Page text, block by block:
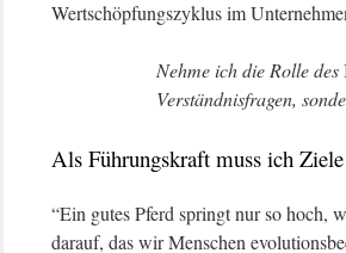
Wertschöpfungszyklus im
Nehme ich die Rolle des
Verständnisfragen,
Als Führungskraft muss ich
“Ein gutes Pferd springt nur so hoch,
darauf, das wir Menschen